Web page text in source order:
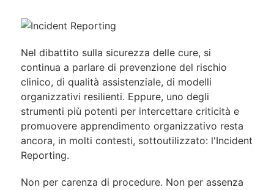
Nel dibattito sulla sicurezza delle cure, si
continua a parlare di prevenzione del rischio
clinico, di qualità assistenziale, di modelli
organizzativi resilienti. Eppure, uno degli
strumenti più potenti per intercettare criticità e
promuovere apprendimento organizzativo resta
ancora, in molti contesti, sottoutilizzato: l'Incident
Reporting.
Non per carenza di procedure. Non per assenza